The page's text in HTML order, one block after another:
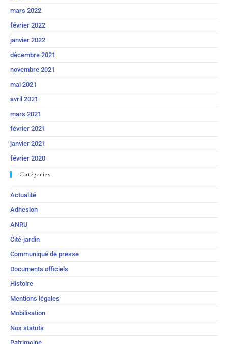
mars 2022
février 2022
janvier 2022
décembre 2021
novembre 2021
mai 2021
avril 2021
mars 2021
février 2021
janvier 2021
février 2020
Catégories
Actualité
Adhesion
ANRU
Cité-jardin
Communiqué de presse
Documents officiels
Histoire
Mentions légales
Mobilisation
Nos statuts